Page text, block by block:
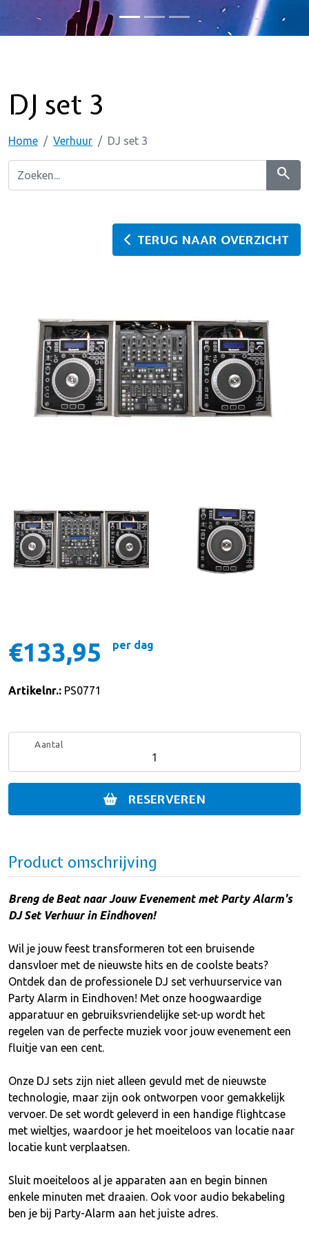
DJ set 3
Home Verhuur DJ set 3
search
TERUG NAAR OVERZICHT
€133,95 per dag
Artikelnr.: PS0771
Aantal
RESERVEREN
Product omschrijving
Breng de Beat naar Jouw Evenement met Party Alarm's
DJ Set Verhuur in Eindhoven!
Wil je jouw feest transformeren tot een bruisende
dansvloer met de nieuwste hits en de coolste beats?
Ontdek dan de professionele DJ set verhuurservice van
Party Alarm in Eindhoven! Met onze hoogwaardige
apparatuur en gebruiksvriendelijke set-up wordt het
regelen van de perfecte muziek voor jouw evenement een
fluitje van een cent.
Onze DJ sets zijn niet alleen gevuld met de nieuwste
technologie, maar zijn ook ontworpen voor gemakkelijk
vervoer. De set wordt geleverd in een handige flightcase
met wieltjes, waardoor je het moeiteloos van locatie naar
locatie kunt verplaatsen.
Sluit moeiteloos al je apparaten aan en begin binnen
enkele minuten met draaien. Ook voor audio bekabeling
ben je bij Party-Alarm aan het juiste adres.